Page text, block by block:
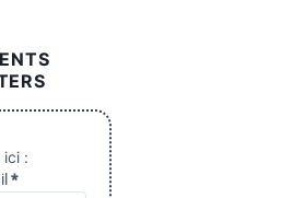
ici :
*